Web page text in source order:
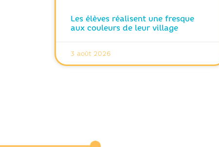
Les élèves réalisent une fresque
aux couleurs de leur village
3 août 2026